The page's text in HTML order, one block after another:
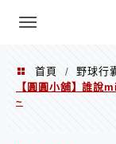
Menu
首頁 / 野球行
【圓圓小舖】誰說
~